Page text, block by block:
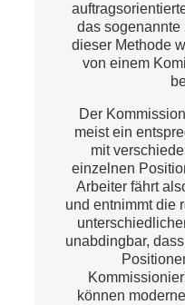
das sogenannte
dieser Methode
von einem
Der
meist ein
mit
einzelnen
Arbeiter fährt
und entnimmt die
unabdingbar,
können